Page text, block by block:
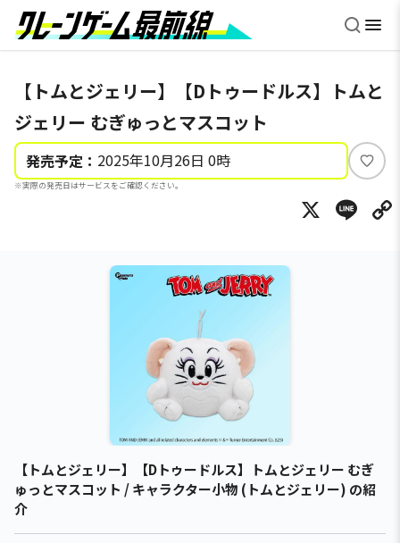
【トムとジェリー】【Dトゥードルス】トムと
ジェリー むぎゅっとマスコット
発売予定： 2025年10月26日 0時
※実際の発売日はサービスをご確認ください。
い
ね
X
【トムとジェリー】【Dトゥードルス】トムとジェリー むぎ
ゅっとマスコット / キャラクター小物 (トムとジェリー) の紹
介